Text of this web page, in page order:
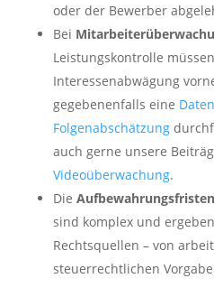
oder der Bewerber
Bei
Leistungskontrolle
Interessenabwägung
gegebenenfalls eine
Folgenabschätzung
auch gerne unsere
Videoüberwachung.
Die Aufbewahrungsfristen
sind komplex und
Rechtsquellen – von
steuerrechtlichen